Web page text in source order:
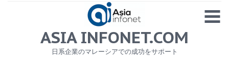
MENU
ASIA INFONET.COM
日系企業のマレーシアでの成功をサポート